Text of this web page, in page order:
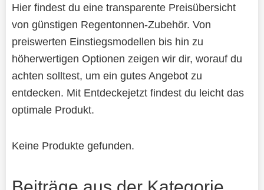
Hier findest du eine transparente Preisübersicht
von günstigen Regentonnen-Zubehör. Von
preiswerten Einstiegsmodellen bis hin zu
höherwertigen Optionen zeigen wir dir, worauf du
achten solltest, um ein gutes Angebot zu
entdecken. Mit Entdeckejetzt findest du leicht das
optimale Produkt.
Keine Produkte gefunden.